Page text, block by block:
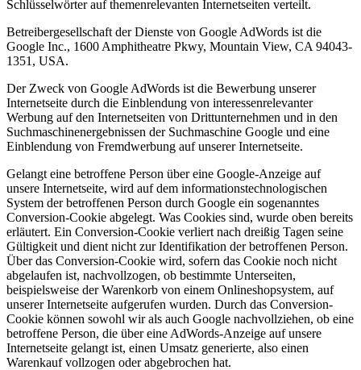
Schlüsselwörter auf themenrelevanten Internetseiten verteilt.
Betreibergesellschaft der Dienste von Google AdWords ist die
Google Inc., 1600 Amphitheatre Pkwy, Mountain View, CA 94043-
1351, USA.
Der Zweck von Google AdWords ist die Bewerbung unserer
Internetseite durch die Einblendung von interessenrelevanter
Werbung auf den Internetseiten von Drittunternehmen und in den
Suchmaschinenergebnissen der Suchmaschine Google und eine
Einblendung von Fremdwerbung auf unserer Internetseite.
Gelangt eine betroffene Person über eine Google-Anzeige auf
unsere Internetseite, wird auf dem informationstechnologischen
System der betroffenen Person durch Google ein sogenanntes
Conversion-Cookie abgelegt. Was Cookies sind, wurde oben bereits
erläutert. Ein Conversion-Cookie verliert nach dreißig Tagen seine
Gültigkeit und dient nicht zur Identifikation der betroffenen Person.
Über das Conversion-Cookie wird, sofern das Cookie noch nicht
abgelaufen ist, nachvollzogen, ob bestimmte Unterseiten,
beispielsweise der Warenkorb von einem Onlineshopsystem, auf
unserer Internetseite aufgerufen wurden. Durch das Conversion-
Cookie können sowohl wir als auch Google nachvollziehen, ob eine
betroffene Person, die über eine AdWords-Anzeige auf unsere
Internetseite gelangt ist, einen Umsatz generierte, also einen
Warenkauf vollzogen oder abgebrochen hat.